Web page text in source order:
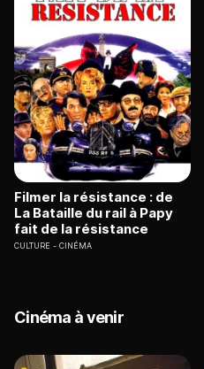
Filmer la résistance : de
La Bataille du rail à Papy
fait de la résistance
CULTURE CINÉMA
Cinéma à venir